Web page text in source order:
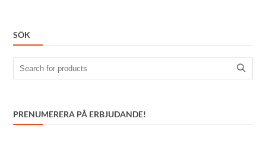
SÖK
Search
for:
PRENUMERERA PÅ ERBJUDANDE!